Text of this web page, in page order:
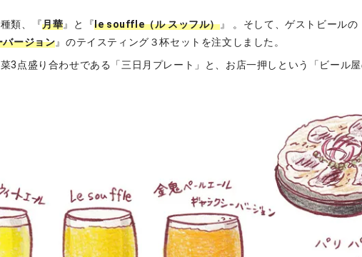
類、『月華』と『le souffle（ル スッフル）』 。そして、ゲストビールの
バージョン』のテイスティング３杯セットを注文しました。
3点盛り合わせである「三日月プレート」と、お店一押しという「ビール